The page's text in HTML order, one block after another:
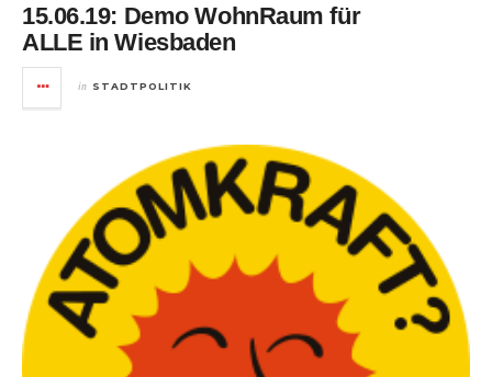
15.06.19: Demo WohnRaum für
ALLE in Wiesbaden
in STADTPOLITIK